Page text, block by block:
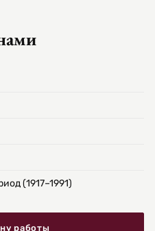
(1917–1991)
работы